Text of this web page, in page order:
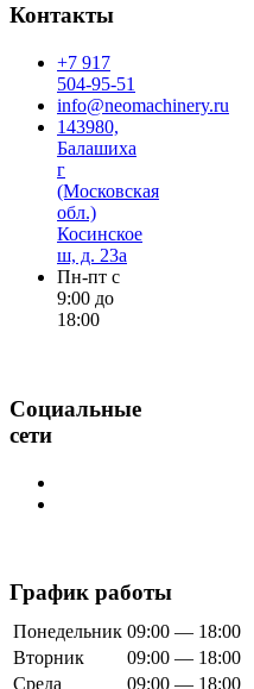
Контакты
+7 917
504-95-51
info@neomachinery.ru
143980,
Балашиха
г
(Московская
обл.)
Косинское
ш, д. 23а
Пн-пт с
9:00 до
18:00
Социальные
сети
График работы
Понедельник 09:00 — 18:00
Вторник
09:00 — 18:00
Среда
09:00 — 18:00